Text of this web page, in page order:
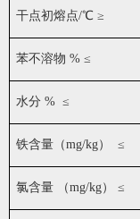
干点初熔点/℃ ≥
苯不溶物 % ≤
水分 % ≤
铁含量（mg/kg） ≤
氯含量 （mg/kg） ≤